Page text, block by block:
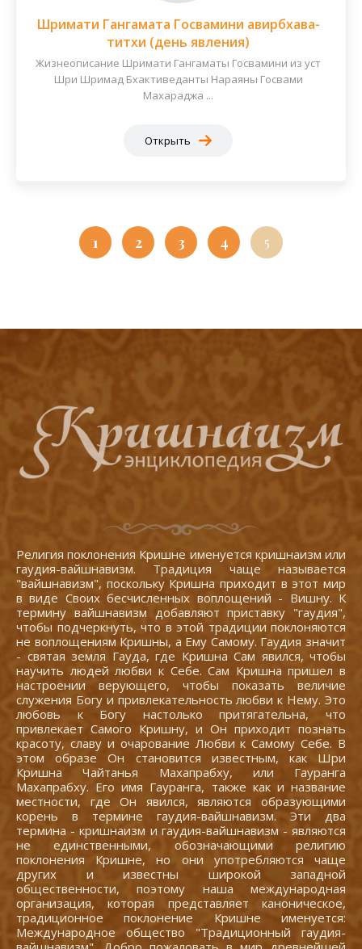
Шримати Гангамата Госвамини авирбхава-
титхи (день явления)
Жизнеописание Шримати Гангаматы Госвамини из уст
Шри Шримад Бхактиведанты Нараяны Госвами
Махараджа ...
Открыть
1 2 3 4 5
Религия поклонения Кришне именуется кришнаизм или
гаудия-вайшнавизм. Традиция чаще называется
"вайшнавизм", поскольку Кришна приходит в этот мир
в виде Своих бесчисленных воплощений - Вишну. К
термину вайшнавизм добавляют приставку "гаудия",
чтобы подчеркнуть, что в этой традиции поклоняются
не воплощениям Кришны, а Ему Самому. Гаудия значит
- святая земля Гауда, где Кришна Сам явился, чтобы
научить людей любви к Себе. Сам Кришна пришел в
настроении верующего, чтобы показать величие
служения Богу и привлекательность любви к Нему. Это
любовь к Богу настолько притягательна, что
привлекает Самого Кришну, и Он приходит познать
красоту, славу и очарование Любви к Самому Себе. В
этом образе Он становится известным, как Шри
Кришна Чайтанья Махапрабху, или Гауранга
Махапрабху. Его имя Гауранга, также как и название
местности, где Он явился, являются образующими
корень в термине гаудия-вайшнавизм. Эти два
термина - кришнаизм и гаудия-вайшнавизм - являются
не единственными, обозначающими религию
поклонения Кришне, но они употребляются чаще
других и известны широкой западной
общественности, поэтому наша международная
организация, которая представляет каноническое,
традиционное поклонение Кришне именуется:
Международное общество "Традиционный гаудия-